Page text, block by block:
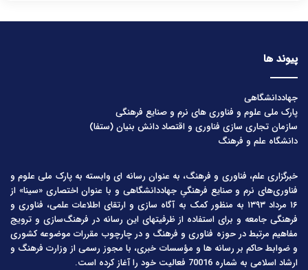
پیوند ها
جهاددانشگاهی
پارک ملی علوم و فناوری های نرم و صنایع فرهنگی
سازمان تجاری سازی فناوری و اقتصاد دانش بنیان (ستفا)
دانشگاه علم و فرهنگ
خبرگزاری علم، فناوری و فرهنگ، به عنوان رسانه ای وابسته به پارک ملی علوم و
فناوری‌های نرم و صنایع فرهنگیِ جهاددانشگاهی و با عنوان اختصاری «سینا» از
۱۶ مرداد ۱۳۹۳ به منظور کمک به آگاه سازی و ارتقای اطلاعات علمی، فناوری و
فرهنگی جامعه و برای استفاده از ظرفیتهای این رسانه در فرهنگ‌سازی و ترویج
مفاهیم مرتبط در حوزه فناوری و فرهنگ و در چارچوب مقررات موضوعه کشوری
و ضوابط حاکم بر رسانه ها و مؤسسات خبری، با مجوز رسمی از وزارت فرهنگ و
ارشاد اسلامی به شماره 70016 فعالیت خود را آغاز کرده است.